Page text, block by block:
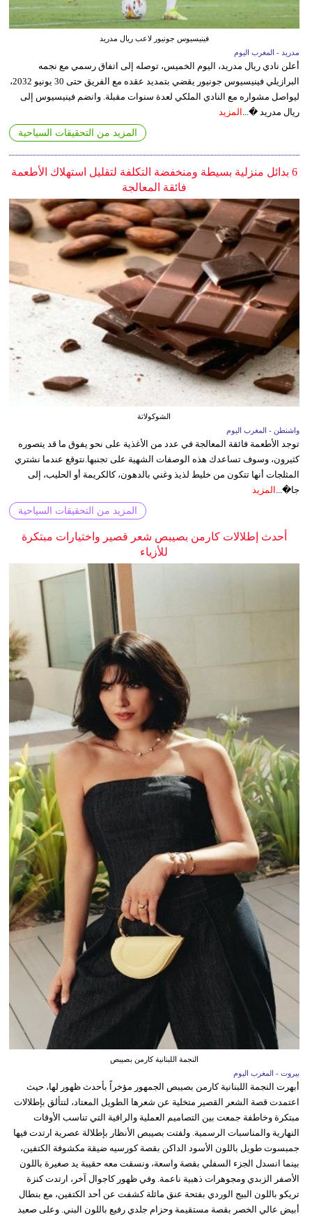
فينيسيوس جونيور لاعب ريال مدريد
مدريد - المغرب اليوم
أعلن نادي ريال مدريد، اليوم الخميس، توصله إلى اتفاق رسمي مع نجمه
البرازيلي فينيسيوس جونيور يقضي بتمديد عقده مع الفريق حتى 30 يونيو 2032،
ليواصل مشواره مع النادي الملكي لعدة سنوات مقبلة. وانضم فينيسيوس إلى
ريال مدريد �...
المزيد
المزيد من التحقيقات السياحية
6 بدائل منزلية بسيطة ومنخفضة التكلفة لتقليل استهلاك الأطعمة
فائقة المعالجة
الشوكولاتة
واشنطن - المغرب اليوم
توجد الأطعمة فائقة المعالجة في عدد من الأغذية على نحو يفوق ما قد يتصوره
كثيرون، وسوف تساعدك هذه الوصفات الشهية على تجنبها.نتوقع عندما نشتري
المثلجات أنها تتكون من خليط لذيذ وغني بالدهون، كالكريمة أو الحليب، إلى
جا�... المزيد
المزيد من التحقيقات السياحية
أحدث إطلالات كارمن بصيبص شعر قصير واختيارات مبتكرة
للأزياء
النجمة اللبنانية كارمن بصيبص
بيروت - المغرب اليوم
أبهرت النجمة اللبنانية كارمن بصيبص الجمهور مؤخراً بأحدث ظهور لها، حيث
اعتمدت قصة الشعر القصير متخلية عن شعرها الطويل المعتاد، لتتألق بإطلالات
مبتكرة وخاطفة جمعت بين التصاميم العملية والراقية التي تناسب الأوقات
النهارية والمناسبات الرسمية. ولفتت بصيبص الأنظار بإطلالة عصرية ارتدت فيها
جمبسوت طويل باللون الأسود الداكن بقصة كورسيه ضيقة مكشوفة الكتفين،
بينما انسدل الجزء السفلي بقصة واسعة، ونسقت معه حقيبة يد صغيرة باللون
الأصفر الزبدي ومجوهرات ذهبية ناعمة. وفي ظهور كاجوال آخر، ارتدت كنزة
تريكو باللون البيج الوردي بفتحة عنق مائلة كشفت عن أحد الكتفين، مع بنطال
أبيض عالي الخصر بقصة مستقيمة وحزام جلدي رفيع باللون البني. وعلى صعيد